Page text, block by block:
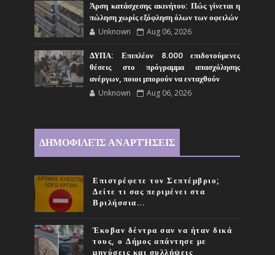
Άρση κατάσχεσης ακινήτου: Πώς γίνεται η
πώληση χωρίς εξόφληση όλων των οφειλών
Unknown Aug 06, 2026
ΔΥΠΑ: Επιπλέον 8.000 επιδοτούμενες
θέσεις στο πρόγραμμα απασχόλησης
ανέργων, ποιοι μπορούν να ενταχθούν
Unknown Aug 06, 2026
ΔΗΜΟΦΙΛΕΊΣ ΑΝΑΡΤΉΣΕΙΣ
Επιστρέφετε τον Σεπτέμβριο;
Δείτε τι σας περιμένει στα
Βριλήσσια...
Έκοβαν δέντρα σαν να ήταν δικά
τους, ο Δήμος απάντησε με
μηνύσεις και συλλήψεις